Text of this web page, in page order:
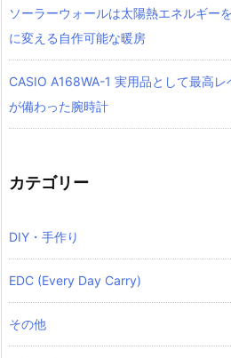
ソーラーウォールは太陽熱エネルギー
に変える自作可能な暖房
CASIO A168WA-1 実用品として最高
が備わった腕時計
カテゴリー
DIY・手作り
EDC (Every Day Carry)
その他